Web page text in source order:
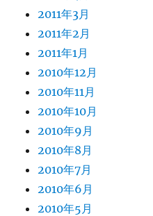
2011年3月
2011年2月
2011年1月
2010年12月
2010年11月
2010年10月
2010年9月
2010年8月
2010年7月
2010年6月
2010年5月